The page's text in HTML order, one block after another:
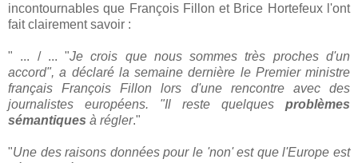
incontournables que François Fillon et Brice Hortefeux l'ont
fait clairement savoir :
" ... / ... "Je crois que nous sommes très proches d'un
accord", a déclaré la semaine dernière le Premier ministre
français François Fillon lors d'une rencontre avec des
journalistes européens. "Il reste quelques problèmes
sémantiques à régler."
"Une des raisons données pour le 'non' est que l'Europe est